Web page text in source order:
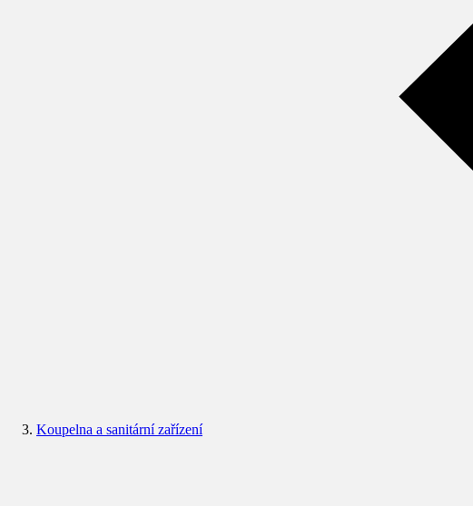
Koupelna a sanitární zařízení